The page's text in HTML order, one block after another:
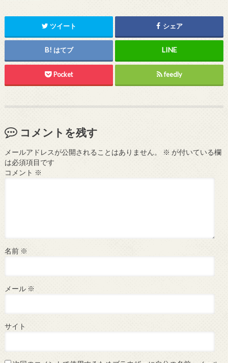
ツイート シェア
はてブ
Pocket feedly
コメントを残す
メールアドレスが公開されることはありません。 ※ が付いている欄
は必須項目です
コメント ※
名前 ※
メール ※
サイト